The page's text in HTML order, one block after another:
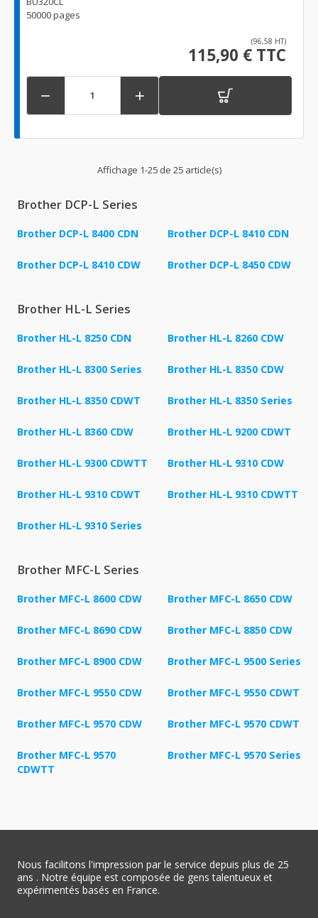
50000 pages
(96,58 HT)
115,90 € TTC
 
Affichage 1-25 de 25 article(s)
Brother DCP-L Series
Brother DCP-L 8400 CDN Brother DCP-L 8410 CDN
Brother DCP-L 8410 CDW Brother DCP-L 8450 CDW
Brother HL-L Series
Brother HL-L 8250 CDN Brother HL-L 8260 CDW
Brother HL-L 8300 Series Brother HL-L 8350 CDW
Brother HL-L 8350 CDWT Brother HL-L 8350 Series
Brother HL-L 8360 CDW Brother HL-L 9200 CDWT
Brother HL-L 9300 CDWTT Brother HL-L 9310 CDW
Brother HL-L 9310 CDWT Brother HL-L 9310 CDWTT
Brother HL-L 9310 Series
Brother MFC-L Series
Brother MFC-L 8600 CDW Brother MFC-L 8650 CDW
Brother MFC-L 8690 CDW Brother MFC-L 8850 CDW
Brother MFC-L 8900 CDW Brother MFC-L 9500 Series
Brother MFC-L 9550 CDW Brother MFC-L 9550 CDWT
Brother MFC-L 9570 CDW Brother MFC-L 9570 CDWT
Brother MFC-L 9570
CDWTT
Brother MFC-L 9570 Series
Nous facilitons l'impression par le service depuis plus de 25
ans . Notre équipe est composée de gens talentueux et
expérimentés basés en France.